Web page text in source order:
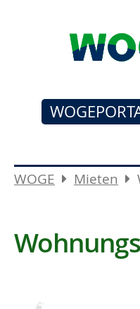
WOGE Mieten